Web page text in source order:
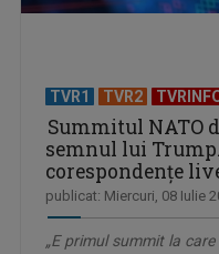
TVR1 TVR2
Summitul NATO
semnul lui
corespondenţe
publicat: Miercuri, 08 Iulie
„E primul summit la